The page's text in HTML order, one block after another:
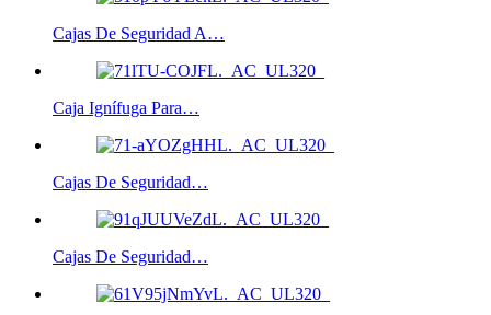
Cajas De Seguridad A…
Caja Ignífuga Para…
Cajas De Seguridad…
Cajas De Seguridad…